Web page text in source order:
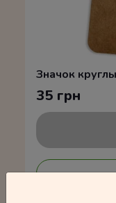
Значок
35 грн